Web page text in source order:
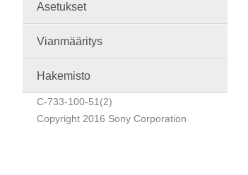
Asetukset
Vianmääritys
Hakemisto
C-733-100-51(2)
Copyright 2016 Sony Corporation